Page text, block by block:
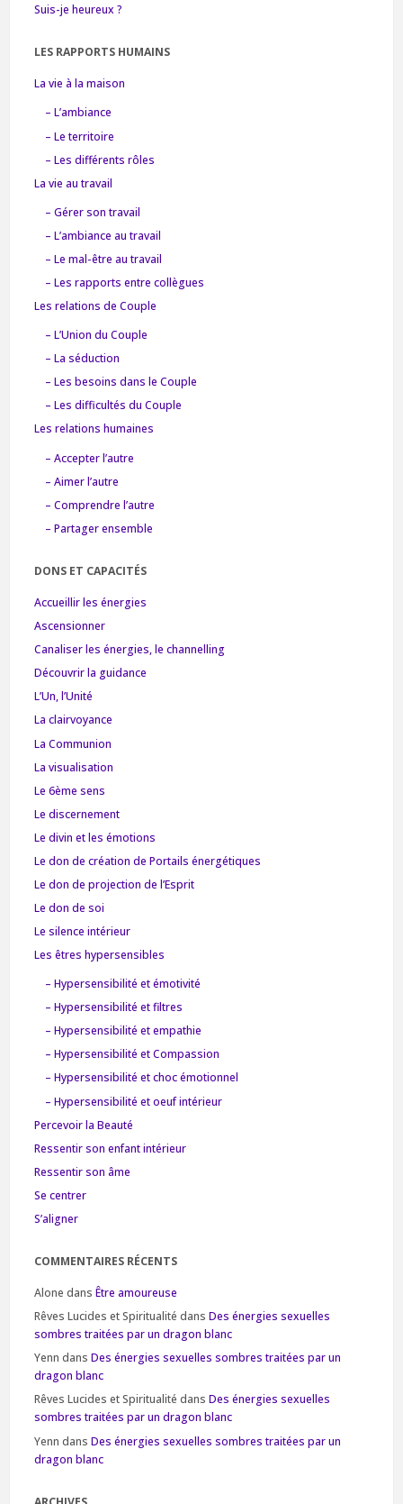
Suis-je heureux ?
LES RAPPORTS HUMAINS
La vie à la maison
– L’ambiance
– Le territoire
– Les différents rôles
La vie au travail
– Gérer son travail
– L’ambiance au travail
– Le mal-être au travail
– Les rapports entre collègues
Les relations de Couple
– L’Union du Couple
– La séduction
– Les besoins dans le Couple
– Les difficultés du Couple
Les relations humaines
– Accepter l’autre
– Aimer l’autre
– Comprendre l’autre
– Partager ensemble
DONS ET CAPACITÉS
Accueillir les énergies
Ascensionner
Canaliser les énergies, le channelling
Découvrir la guidance
L’Un, l’Unité
La clairvoyance
La Communion
La visualisation
Le 6ème sens
Le discernement
Le divin et les émotions
Le don de création de Portails énergétiques
Le don de projection de l’Esprit
Le don de soi
Le silence intérieur
Les êtres hypersensibles
– Hypersensibilité et émotivité
– Hypersensibilité et filtres
– Hypersensibilité et empathie
– Hypersensibilité et Compassion
– Hypersensibilité et choc émotionnel
– Hypersensibilité et oeuf intérieur
Percevoir la Beauté
Ressentir son enfant intérieur
Ressentir son âme
Se centrer
S’aligner
COMMENTAIRES RÉCENTS
Alone dans Être amoureuse
Rêves Lucides et Spiritualité dans Des énergies sexuelles
sombres traitées par un dragon blanc
Yenn dans Des énergies sexuelles sombres traitées par un
dragon blanc
Rêves Lucides et Spiritualité dans Des énergies sexuelles
sombres traitées par un dragon blanc
Yenn dans Des énergies sexuelles sombres traitées par un
dragon blanc